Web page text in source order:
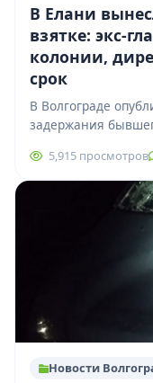
В Елани
взятке: экс-
колонии,
срок
В Волгограде
задержания
Вячеслава
5,915 просмотров
Новости